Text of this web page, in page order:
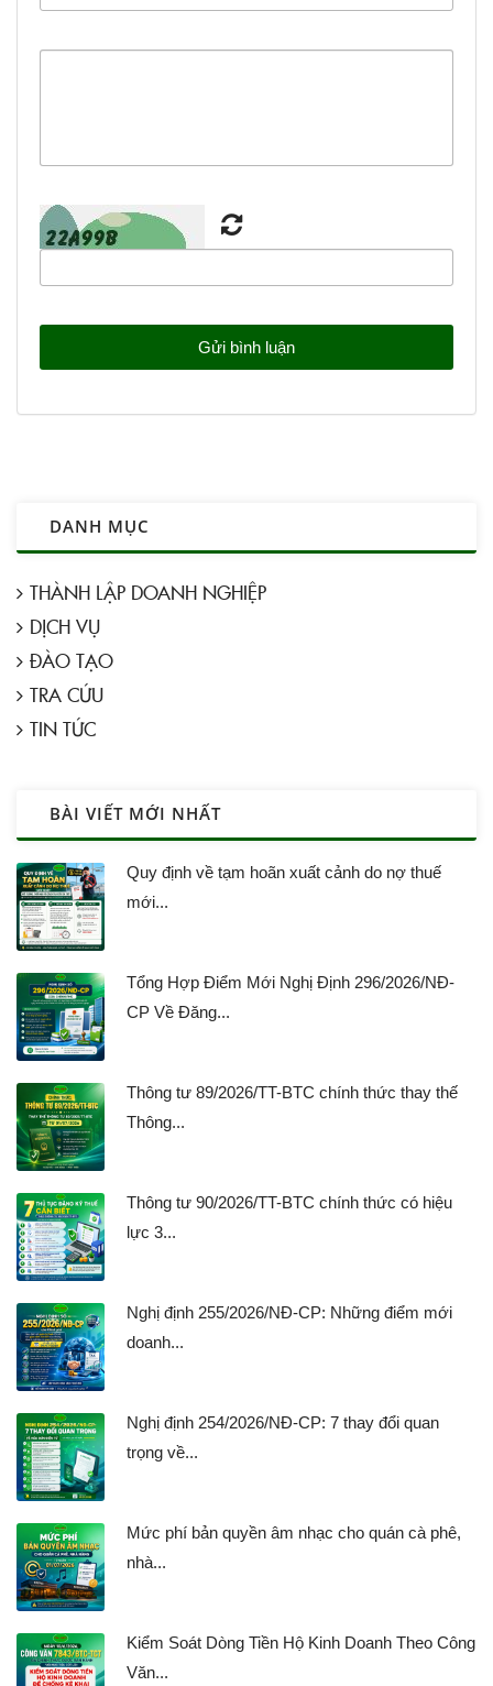
DANH MỤC
THÀNH LẬP DOANH NGHIỆP
DỊCH VỤ
ĐÀO TẠO
TRA CỨU
TIN TỨC
BÀI VIẾT MỚI NHẤT
Quy định về tạm hoãn xuất cảnh do nợ thuế
mới...
Tổng Hợp Điểm Mới Nghị Định 296/2026/NĐ-
CP Về Đăng...
Thông tư 89/2026/TT-BTC chính thức thay thế
Thông...
Thông tư 90/2026/TT-BTC chính thức có hiệu
lực 3...
Nghị định 255/2026/NĐ-CP: Những điểm mới
doanh...
Nghị định 254/2026/NĐ-CP: 7 thay đổi quan
trọng về...
Mức phí bản quyền âm nhạc cho quán cà phê,
nhà...
Kiểm Soát Dòng Tiền Hộ Kinh Doanh Theo Công
Văn...